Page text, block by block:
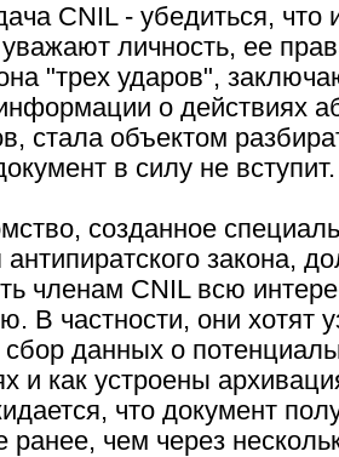
CNIL - убедиться,
уважают личность, ее
"трех ударов",
о действиях
стала объектом
в силу не вступит.
созданное
закона,
членам CNIL всю
В частности, они хотят
сбор данных о
и как устроены
что документ
ранее, чем через